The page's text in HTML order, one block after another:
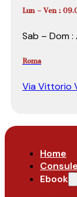
Lun – Ven :
Sab – Dom
Roma
Via Vittorio
Home
Ebook